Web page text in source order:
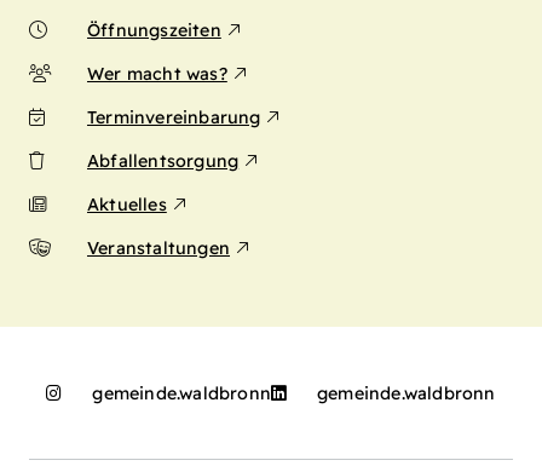
Öffnungszeiten
Wer macht was?
Terminvereinbarung
Abfallentsorgung
Aktuelles
Veranstaltungen
gemeinde.waldbronn gemeinde.waldbronn